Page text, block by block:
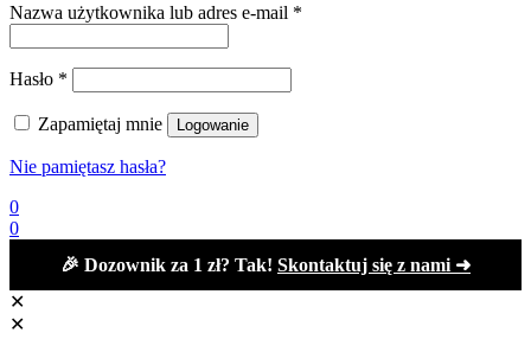
Nazwa użytkownika lub adres e-mail *
Hasło *
Zapamiętaj mnie Logowanie
Nie pamiętasz hasła?
0
0
🎉 Dozownik za 1 zł? Tak! Skontaktuj się z nami ➜
✕
✕